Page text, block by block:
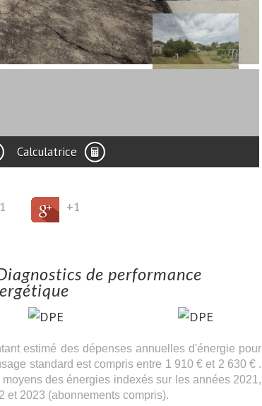
Calculatrice
+1
de performance
estimé des dépenses annuelles d'énergie pour
standard est compris entre 1 910 € et 2 630 € .
moyens des énergies indexés sur les années 2021,
et 2023 (abonnements compris).